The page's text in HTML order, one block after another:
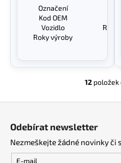
Označení
Kod OEM
Vozidlo
Roky výroby
O
a
c
12 položek
Odebírat newsletter
Nezmeškejte žádné novinky či
E-mail